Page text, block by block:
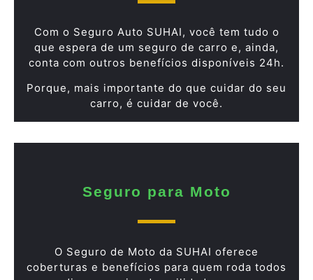
Com o Seguro Auto SUHAI, você tem tudo o
que espera de um seguro de carro e, ainda,
conta com outros benefícios disponíveis 24h.
Porque, mais importante do que cuidar do seu
carro, é cuidar de você.
Seguro para Moto
O Seguro de Moto da SUHAI oferece
coberturas e benefícios para quem roda todos